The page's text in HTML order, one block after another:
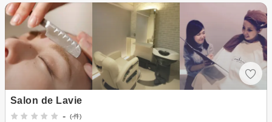
Salon de Lavie
-
(-件)